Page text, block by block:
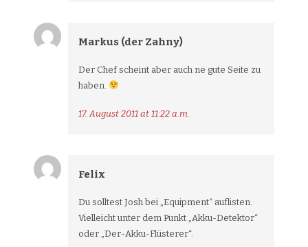
Markus (der Zahny)
Der Chef scheint aber auch ne gute Seite zu
haben.
17. August 2011 at 11:22 a.m.
Felix
Du solltest Josh bei „Equipment“ auflisten.
Vielleicht unter dem Punkt „Akku-Detektor“
oder „Der-Akku-Flüsterer“.